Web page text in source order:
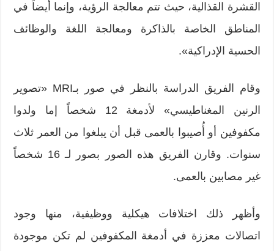
القشرة القذالية، حيث تتم معالجة الرؤية، وإنما أيضاً في
المناطق الخاصة بالذاكرة ومعالجة اللغة والوظائف
الحسية الإدراكية».
وقام الفريق الدراسة بالنظر في صور بـMRI «تصوير
الرنين المغناطيسي» لأدمغة 12 شخصاً إما ولدوا
مكفوفين أو أُصيبوا بالعمى قبل أن يبلغوا من العمر ثلاث
سنوات. وقارن الفريق هذه الصور بصور لـ 16 شخصاً
غير مصابين بالعمى.
وأظهر ذلك اختلافات هيكلية ووظيفية، منها وجود
اتصالات معززة في أدمغة المكفوفين لم تكن موجودة